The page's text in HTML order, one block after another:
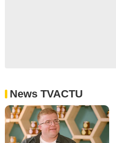
News TVACTU